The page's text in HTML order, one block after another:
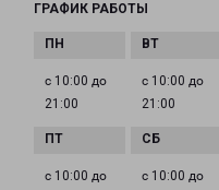
ГРАФИК РАБОТЫ
с 10:00 до
21:00
с 10:00 до
21:00
с 10:00 до
с 10:00 до